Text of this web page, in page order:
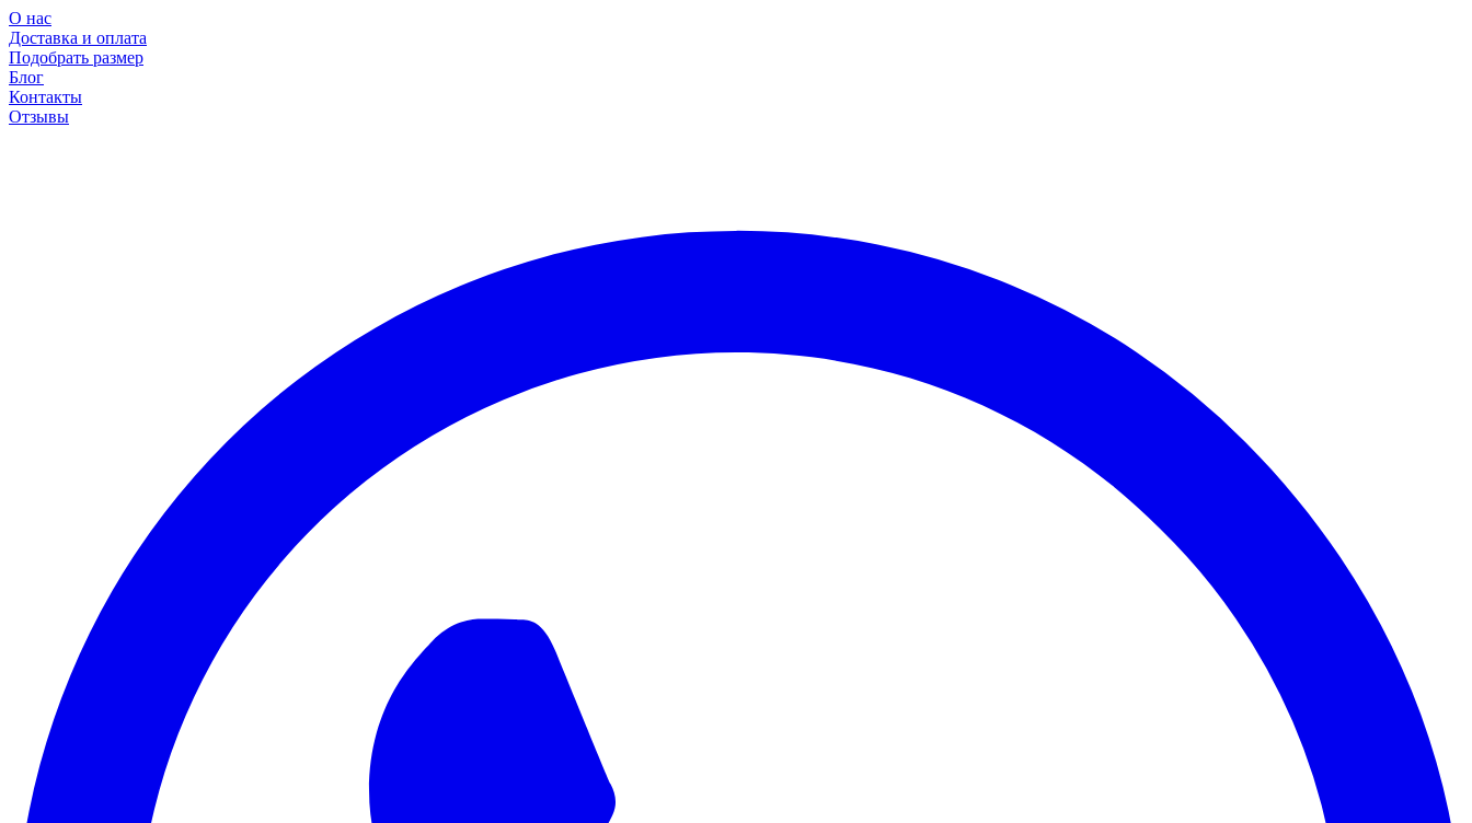
О нас
Доставка и оплата
Подобрать размер
Блог
Контакты
Отзывы